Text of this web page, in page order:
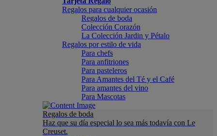
Regalos para cualquier ocasión
Regalos de boda
Colección Corazón
La Colección Jardin y Pétalo
Regalos por estilo de vida
Para chefs
Para anfitriones
Para pasteleros
Para Amantes del Té y el Café
Para amantes del vino
Para Mascotas
Regalos de boda
Haz que su día especial lo sea más todavía con Le
Creuset.